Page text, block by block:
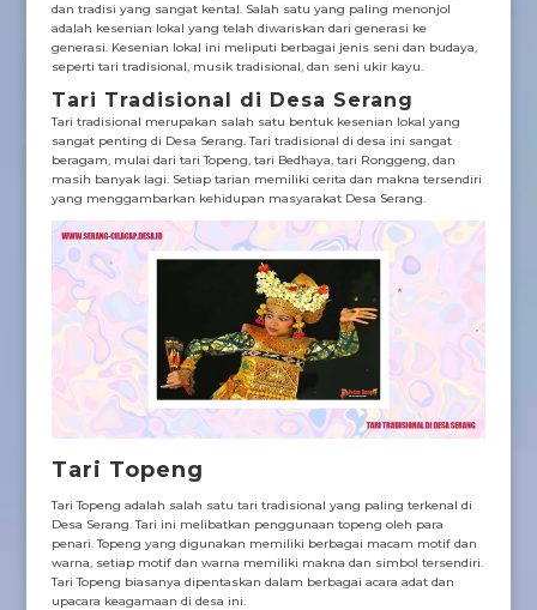
dan tradisi yang sangat kental. Salah satu yang paling menonjol
adalah kesenian lokal yang telah diwariskan dari generasi ke
generasi. Kesenian lokal ini meliputi berbagai jenis seni dan budaya,
seperti tari tradisional, musik tradisional, dan seni ukir kayu.
Tari Tradisional di Desa Serang
Tari tradisional merupakan salah satu bentuk kesenian lokal yang
sangat penting di Desa Serang. Tari tradisional di desa ini sangat
beragam, mulai dari tari Topeng, tari Bedhaya, tari Ronggeng, dan
masih banyak lagi. Setiap tarian memiliki cerita dan makna tersendiri
yang menggambarkan kehidupan masyarakat Desa Serang.
Tari Topeng
Tari Topeng adalah salah satu tari tradisional yang paling terkenal di
Desa Serang. Tari ini melibatkan penggunaan topeng oleh para
penari. Topeng yang digunakan memiliki berbagai macam motif dan
warna, setiap motif dan warna memiliki makna dan simbol tersendiri.
Tari Topeng biasanya dipentaskan dalam berbagai acara adat dan
upacara keagamaan di desa ini.